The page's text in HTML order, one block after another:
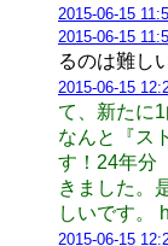
2015-06-15
2015-06-15
るのは難
2015-06-15
て、新たに
なんと『ス
す！24年分
きました。
しいです。
2015-06-15